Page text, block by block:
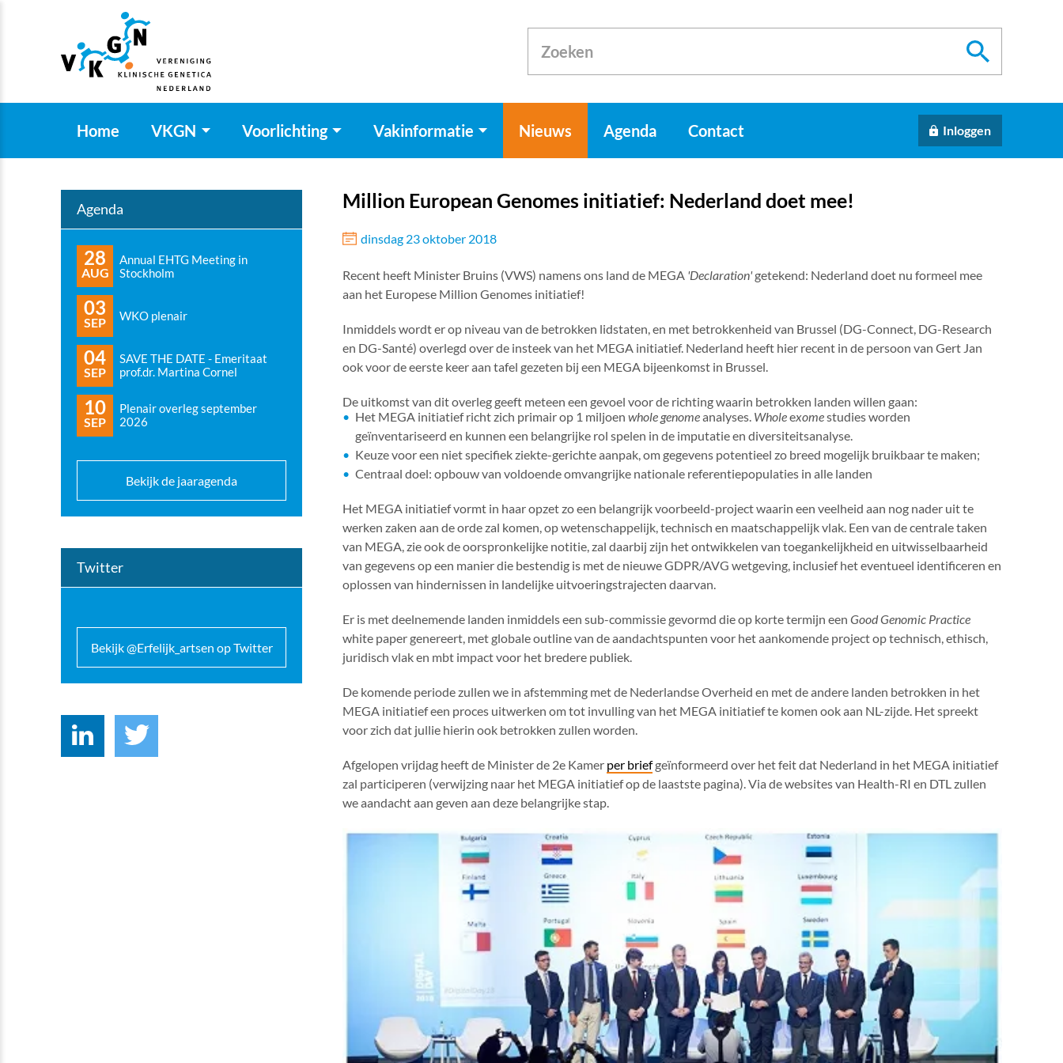
Home VKGN Voorlichting Vakinformatie Nieuws Agenda Contact Inloggen
Million European Genomes initiatief: Nederland doet mee!
dinsdag 23 oktober 2018
Recent heeft Minister Bruins (VWS) namens ons land de MEGA 'Declaration'getekend: Nederland doet nu formeel mee
aan het Europese Million Genomes initiatief!
Inmiddels wordt er op niveau van de betrokken lidstaten, en met betrokkenheid van Brussel (DG-Connect, DG-Research
en DG-Santé) overlegd over de insteek van het MEGA initiatief. Nederland heeft hier recent in de persoon van Gert Jan
ook voor de eerste keer aan tafel gezeten bij een MEGA bijeenkomst in Brussel.
De uitkomst van dit overleg geeft meteen een gevoel voor de richting waarin betrokken landen willen gaan:
Het MEGA initiatief richt zich primair op 1 miljoen whole genomeanalyses. Wholeexomestudies worden
geïnventariseerd en kunnen een belangrijke rol spelen in de imputatie en diversiteitsanalyse.
Keuze voor een niet specifiek ziekte-gerichte aanpak, om gegevens potentieel zo breed mogelijk bruikbaar te maken;
Centraal doel: opbouw van voldoende omvangrijke nationale referentiepopulaties in alle landen
Het MEGA initiatief vormt in haar opzet zo een belangrijk voorbeeld-project waarin een veelheid aan nog nader uit te
werken zaken aan de orde zal komen, op wetenschappelijk, technisch en maatschappelijk vlak. Een van de centrale taken
van MEGA, zie ook de oorspronkelijke notitie, zal daarbij zijn het ontwikkelen van toegankelijkheid en uitwisselbaarheid
van gegevens op een manier die bestendig is met de nieuwe GDPR/AVG wetgeving, inclusief het eventueel identificeren en
oplossen van hindernissen in landelijke uitvoeringstrajecten daarvan.
Er is met deelnemende landen inmiddels een sub-commissie gevormd die op korte termijn een Good Genomic Practice
white paper genereert, met globale outline van de aandachtspunten voor het aankomende project op technisch, ethisch,
juridisch vlak en mbt impact voor het bredere publiek.
De komende periode zullen we in afstemming met de Nederlandse Overheid en met de andere landen betrokken in het
MEGA initiatief een proces uitwerken om tot invulling van het MEGA initiatief te komen ook aan NL-zijde. Het spreekt
voor zich dat jullie hierin ook betrokken zullen worden.
Afgelopen vrijdag heeft de Minister de 2e Kamer per briefgeïnformeerd over het feit dat Nederland in het MEGA initiatief
zal participeren (verwijzing naar het MEGA initiatief op de laastste pagina). Via de websites van Health-RI en DTL zullen
we aandacht aan geven aan deze belangrijke stap.
Agenda
28
AUG
Annual EHTG Meeting in
Stockholm
03
SEP WKO plenair
04
SEP
SAVE THE DATE - Emeritaat
prof.dr. Martina Cornel
10
SEP
Plenair overleg september
2026
Bekijk de jaaragenda
Twitter
Bekijk @Erfelijk_artsen op Twitter